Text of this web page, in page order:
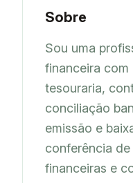
Sobre
Sou uma
financeira com
tesouraria,
conciliação
emissão e
conferência
financeiras e